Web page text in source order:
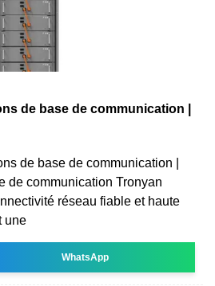
de base de communication |
de base de communication |
de communication Tronyan
réseau fiable et haute
une
WhatsApp